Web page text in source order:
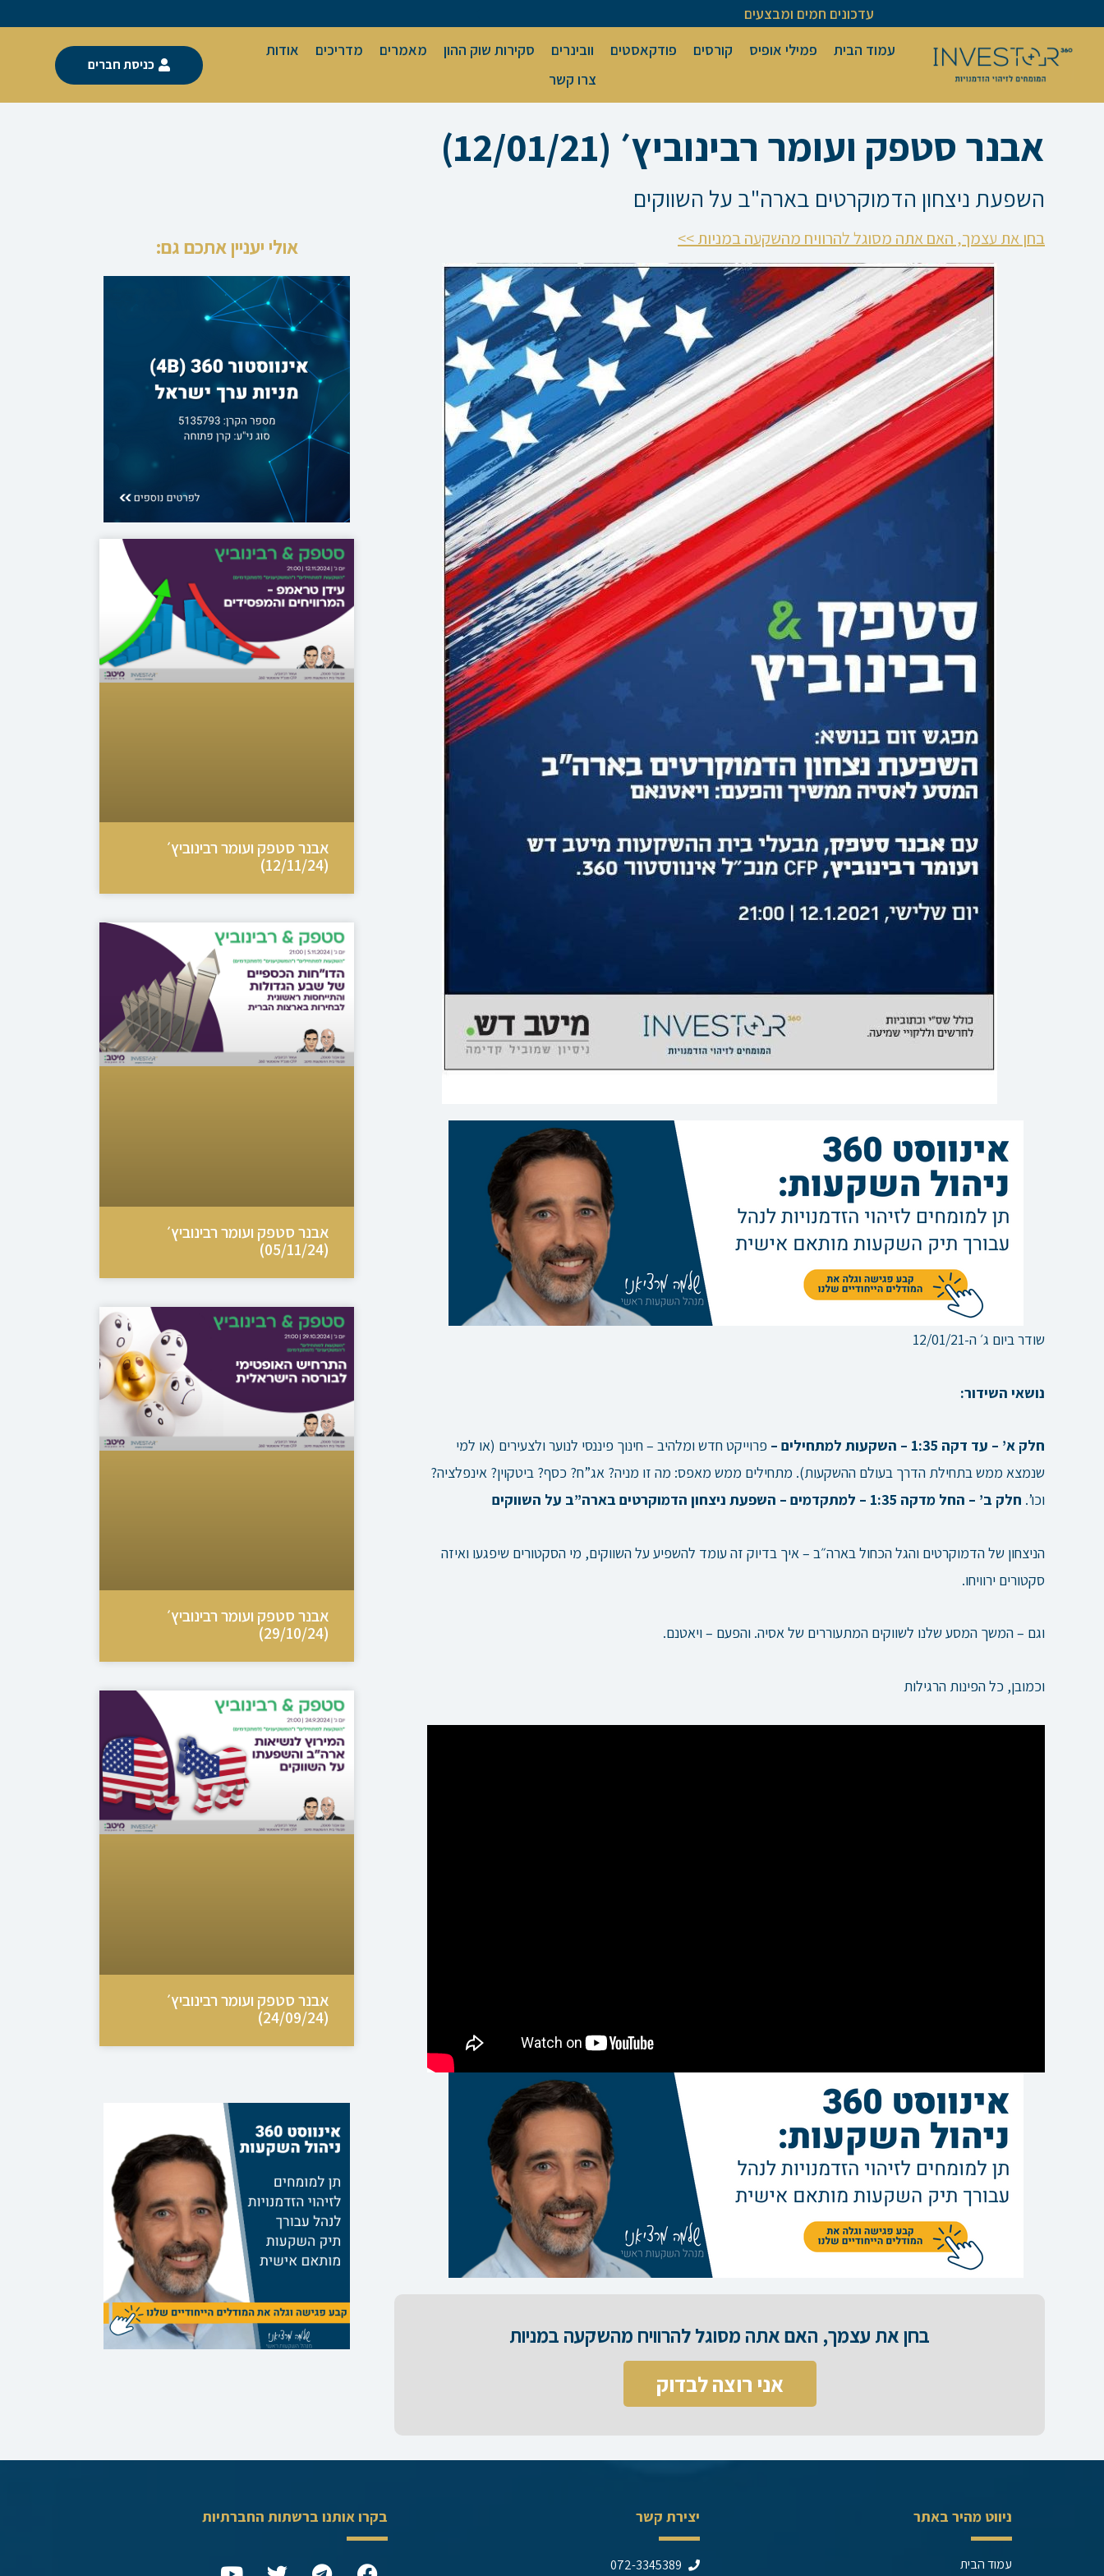
לתוכן
עדכונים חמים ומבצעים
עמוד הבית
פמילי אופיס קורסים פודקאסטים וובינרים סקירות שוק ההון מאמרים מדריכים
אודות
צרו קשר
כניסת חברים
אבנר סטפק ועומר רבינוביץ׳ (12/01/21)
השפעת ניצחון הדמוקרטים בארה"ב על השווקים
בחן את עצמך, האם אתה מסוגל להרוויח מהשקעה במניות >>
שודר ביום ג׳ ה-12/01/21
נושאי השידור:
חלק א’ – עד דקה 1:35 – השקעות למתחילים –
פרוייקט חדש ומלהיב – חינוך פיננסי לנוער ולצעירים (או למי
שנמצא ממש בתחילת הדרך בעולם ההשקעות). מתחילים ממש מאפס: מה זו מניה? אג”ח? כסף? ביטקוין? אינפלציה?
וכו’. חלק ב’ – החל מדקה 1:35 – למתקדמים – השפעת ניצחון הדמוקרטים בארה”ב על השווקים
הניצחון של הדמוקרטים והגל הכחול בארה״ב – איך בדיוק זה עומד להשפיע על השווקים, מי הסקטורים שיפגעו ואיזה
סקטורים ירוויחו.
וגם – המשך המסע שלנו לשווקים המתעוררים של אסיה. והפעם – ויאטנם.
וכמובן, כל הפינות הרגילות
בחן את עצמך, האם אתה מסוגל להרוויח מהשקעה במניות​
אני רוצה לבדוק
אולי יעניין אתכם גם:
אבנר סטפק ועומר רבינוביץ׳
(12/11/24)
אבנר סטפק ועומר רבינוביץ׳
(05/11/24)
אבנר סטפק ועומר רבינוביץ׳
(29/10/24)
אבנר סטפק ועומר רבינוביץ׳
(24/09/24)
ניווט מהיר באתר
עמוד הבית
יצירת קשר
072-3345389
בקרו אותנו ברשתות החברתיות
F
T
T
Y